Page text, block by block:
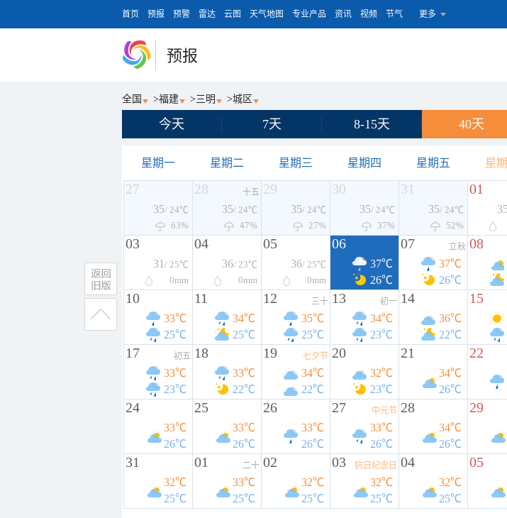
首页 预报 预警 雷达 云图 天气地图 专业产品 资讯 视频 节气 更多
预报
全国 >福建 >三明 >城区
今天 7天 8-15天 40天
星期一 星期二 星期三 星期四 星期五 星
27
35/ 24℃
63%
28 十五
35/ 24℃
47%
29
35/ 24℃
27%
30
35/ 24℃
37%
31
35/ 24℃
52%
01
03
31 / 25℃
0mm
04
36/ 23℃
0mm
05
36/ 25℃
0mm
06
37℃
26℃
07 立秋
37℃
26℃
08
10
33℃
25℃
11
34℃
25℃
12 三十
35℃
25℃
13 初一
34℃
23℃
14
36℃
22℃
15
17 初五
33℃
23℃
18
33℃
22℃
19 七夕节
34℃
22℃
20
32℃
23℃
21
34℃
26℃
22
24
33℃
26℃
25
33℃
26℃
26
33℃
26℃
27 中元节
33℃
26℃
28
34℃
26℃
29
31
32℃
25℃
01 二十
33℃
25℃
02
32℃
25℃
03 抗日纪念日
32℃
25℃
04
32℃
25℃
05